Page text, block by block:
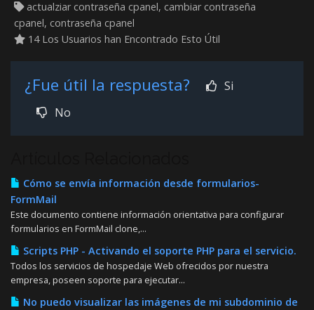
actualziar contraseña cpanel, cambiar contraseña
cpanel, contraseña cpanel
14 Los Usuarios han Encontrado Esto Útil
¿Fue útil la respuesta?
Si
No
Cómo se envía información desde formularios-
FormMail
Este documento contiene información orientativa para configurar
formularios en FormMail clone,...
Scripts PHP - Activando el soporte PHP para el servicio.
Todos los servicios de hospedaje Web ofrecidos por nuestra
empresa, poseen soporte para ejecutar...
No puedo visualizar las imágenes de mi subdominio de